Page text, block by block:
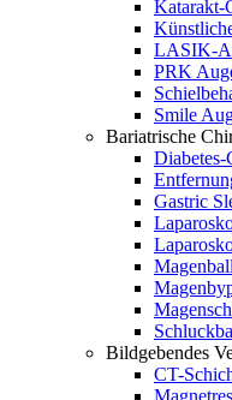
Katarakt-
LASIK-
PRK
Smile
Bariatrische
Gastric
Bildgebendes
CT-